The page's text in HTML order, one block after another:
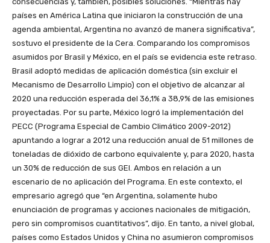
países en América Latina que iniciaron la construcción de una
agenda ambiental, Argentina no avanzó de manera significativa”,
sostuvo el presidente de la Cera. Comparando los compromisos
asumidos por Brasil y México, en el país se evidencia este retraso.
Brasil adoptó medidas de aplicación doméstica (sin excluir el
Mecanismo de Desarrollo Limpio) con el objetivo de alcanzar al
2020 una reducción esperada del 36,1% a 38,9% de las emisiones
proyectadas. Por su parte, México logró la implementación del
PECC (Programa Especial de Cambio Climático 2009-2012)
apuntando a lograr a 2012 una reducción anual de 51 millones de
toneladas de dióxido de carbono equivalente y, para 2020, hasta
un 30% de reducción de sus GEI. Ambos en relación a un
escenario de no aplicación del Programa. En este contexto, el
empresario agregó que “en Argentina, solamente hubo
enunciación de programas y acciones nacionales de mitigación,
pero sin compromisos cuantitativos”, dijo. En tanto, a nivel global,
países como Estados Unidos y China no asumieron compromisos